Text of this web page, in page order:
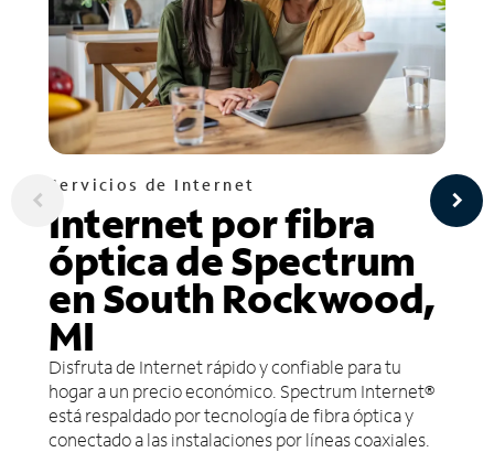
Servicios de Internet
Internet por fibra
óptica de Spectrum
en South Rockwood,
MI
Disfruta de Internet rápido y confiable para tu
hogar a un precio económico. Spectrum Internet®
está respaldado por tecnología de fibra óptica y
conectado a las instalaciones por líneas coaxiales.